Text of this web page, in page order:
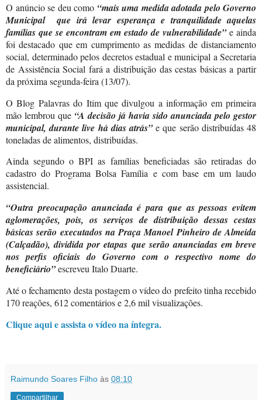
O anúncio se deu como “mais uma medida adotada pelo Governo
Municipal
que irá levar esperança e tranquilidade aquelas
famílias que se encontram em estado de vulnerabilidade”e ainda
foi destacado que em cumprimento as medidas de distanciamento
social, determinado pelos decretos estadual e municipal a Secretaria
de Assistência Social fará a distribuição das cestas básicas a partir
da próxima segunda-feira (13/07).
O Blog Palavras do Itim que divulgou a informação em primeira
mão lembrou que “A decisão já havia sido anunciada pelo gestor
municipal, durante live há dias atrás”e que serão distribuídas 48
toneladas de alimentos, distribuídas.
Ainda segundo o BPI as famílias beneficiadas são retiradas do
cadastro do Programa Bolsa Família e com base em um laudo
assistencial.
“Outra preocupação anunciada é para que as pessoas evitem
aglomerações, pois, os serviços de distribuição dessas cestas
básicas serão executados na Praça Manoel Pinheiro de Almeida
(Calçadão), dividida por etapas que serão anunciadas em breve
nos perfis oficiais do Governo com o respectivo nome do
beneficiário”escreveu Italo Duarte.
Até o fechamento desta postagem o vídeo do prefeito tinha recebido
170 reações, 612 comentários e 2,6 mil visualizações.
Clique aqui e assista o vídeo na íntegra.
Raimundo Soares Filho às 08:10
Compartilhar